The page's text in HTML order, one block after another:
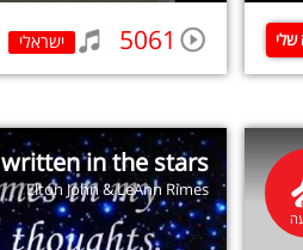
שלי 5061 ישראלי
written in the stars
Elton John & LeAnn Rimes